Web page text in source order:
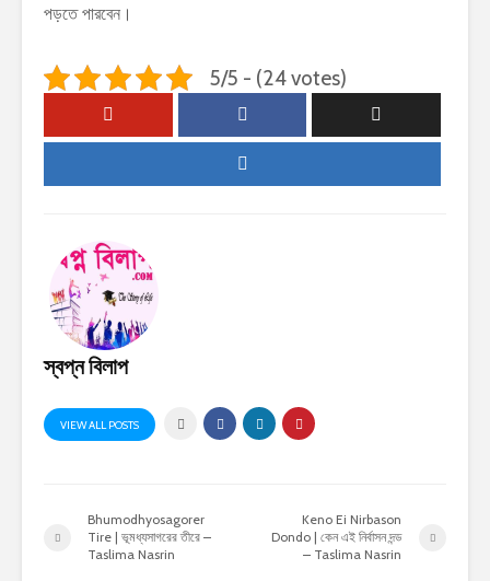
পড়তে পারবেন।
5/5 - (24 votes)
স্বপ্ন বিলাপ
VIEW ALL POSTS
Bhumodhyosagorer
Tire | ভূমধ্যসাগরের তীরে –
Taslima Nasrin
Keno Ei Nirbason
Dondo | কেন এই নির্বাসন দন্ড
– Taslima Nasrin